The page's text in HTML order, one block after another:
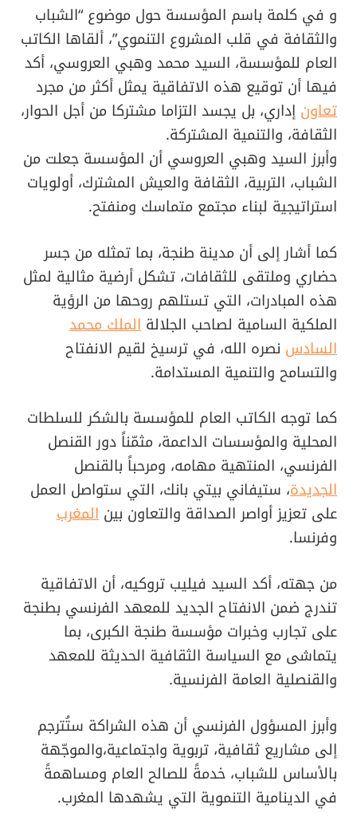
و في كلمة باسم المؤسسة حول موضوع “الشباب
والثقافة في قلب المشروع التنموي”، ألقاها الكاتب
العام للمؤسسة، السيد محمد وهبي العروسي، أكد
فيها أن توقيع هذه الاتفاقية يمثل أكثر من مجرد
تعاون إداري، بل يجسد التزاما مشتركا من أجل الحوار،
الثقافة، والتنمية المشتركة.
وأبرز السيد وهبي العروسي أن المؤسسة جعلت من
الشباب، التربية، الثقافة والعيش المشترك، أولويات
استراتيجية لبناء مجتمع متماسك ومنفتح.
كما أشار إلى أن مدينة طنجة، بما تمثله من جسر
حضاري وملتقى للثقافات، تشكل أرضية مثالية لمثل
هذه المبادرات، التي تستلهم روحها من الرؤية
الملكية السامية لصاحب الجلالة الملك محمد
السادس نصره الله، في ترسيخ لقيم الانفتاح
والتسامح والتنمية المستدامة.
كما توجه الكاتب العام للمؤسسة بالشكر للسلطات
المحلية والمؤسسات الداعمة، مثمّناً دور القنصل
الفرنسي، المنتهية مهامه، ومرحباً بالقنصل
الجديدة، ستيفاني بيتي بانك، التي ستواصل العمل
على تعزيز أواصر الصداقة والتعاون بين المغرب
وفرنسا.
من جهته، أكد السيد فيليب تروكيه، أن الاتفاقية
تندرج ضمن الانفتاح الجديد للمعهد الفرنسي بطنجة
على تجارب وخبرات مؤسسة طنجة الكبرى، بما
يتماشى مع السياسة الثقافية الحديثة للمعهد
والقنصلية العامة الفرنسية.
وأبرز المسؤول الفرنسي أن هذه الشراكة ستُترجم
إلى مشاريع ثقافية، تربوية واجتماعية،والموجّهة
بالأساس للشباب، خدمةً للصالح العام ومساهمةً
في الدينامية التنموية التي يشهدها المغرب.